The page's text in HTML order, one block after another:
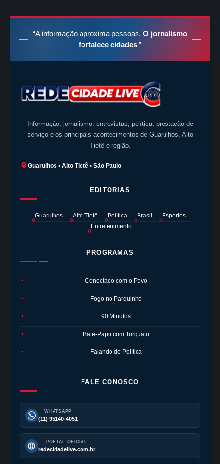
“A informação aproxima pessoas. O jornalismo
fortalece cidades.”
Informação, jornalismo, entrevistas, política, prestação de
serviço e os principais acontecimentos de Guarulhos, Alto
Tietê e região.
Guarulhos • Alto Tietê • São Paulo
EDITORIAS
Guarulhos Alto Tietê Política Brasil
Esportes
Entretenimento
PROGRAMAS
● Conectado com o Povo
● Fogo no Parquinho
● 90 Minutos
● Bate-Papo com Torquato
● Falando de Política
FALE CONOSCO
WHATSAPP
(11) 95140-4051
PORTAL OFICIAL
redecidadelive.com.br